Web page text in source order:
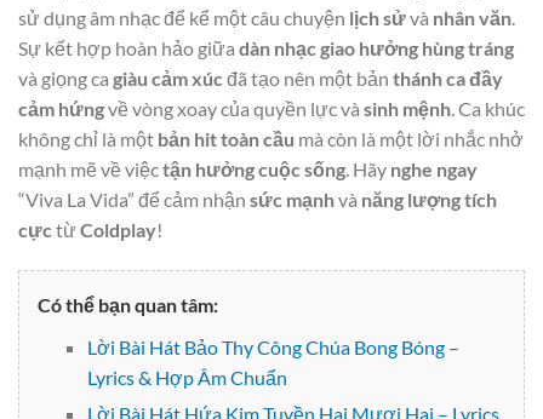
sử dụng âm nhạc để kể một câu chuyện lịch sửvà nhân văn
Sự kết hợp hoàn hảo giữa dàn nhạc giao hưởng hùng tráng
và giọng ca giàu cảm xúc đã tạo nên một bản thánh cađầy
cảm hứngvề vòng xoay của quyền lực và sinh mệnh . Ca khúc
không chỉ là một bản hit toàn cầu mà còn là một lời nhắc nhở
mạnh mẽ về việctận hưởng cuộc sống . Hãy nghe ngay
“Viva La Vida” để cảm nhận sức mạnhvà năng lượng tích
cực từColdplay!
Có thể bạn quan tâm:
Lời Bài Hát Bảo Thy Công Chúa Bong Bóng –
Lyrics & Hợp Âm Chuẩn
Lời Bài Hát Hứa Kim Tuyền Hai Mươi Hai – Lyrics